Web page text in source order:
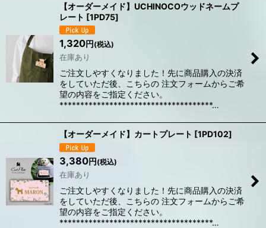
【オーダーメイド】UCHINOCOウッドネームプ
レート [1PD75]
1,320円 (税込)
在庫あり
ご注文しやすくなりました！先に商品購入の決済
をしていただ後、こちらの 注文フォームからご希
望の内容をご指定ください。
*************************************…
【オーダーメイド】カートプレート [1PD102]
3,380円 (税込)
在庫あり
ご注文しやすくなりました！先に商品購入の決済
をしていただ後、こちらの 注文フォームからご希
望の内容をご指定ください。
*************************************…